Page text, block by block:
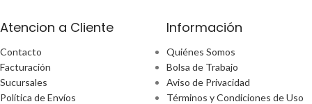
Atencion a Cliente
Contacto
Facturación
Sucursales
Política de Envíos
Información
Quiénes Somos
Bolsa de Trabajo
Aviso de Privacidad
Términos y Condiciones de Uso